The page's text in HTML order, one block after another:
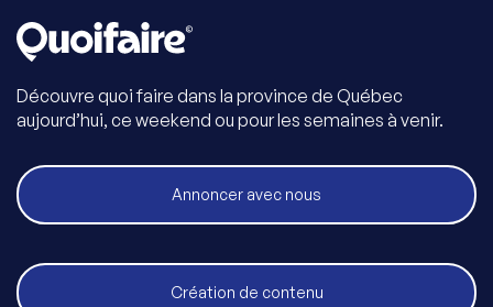
Découvre quoi faire dans la province de Québec
aujourd’hui, ce weekend ou pour les semaines à venir.
Annoncer avec nous
Création de contenu